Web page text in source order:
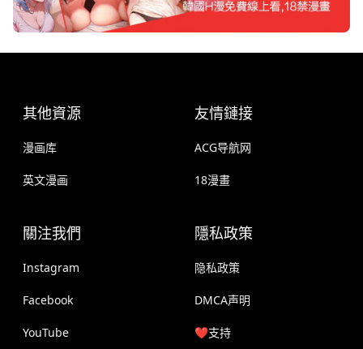
其他資源
漫画库
英文漫画
友情鏈接
ACG导航网
18漫畫
關注我們
Instagram
Facebook
YouTube
隱私政策
隐私政策
DMCA声明
❤️支持